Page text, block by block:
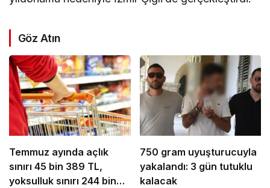
Göz Atın
Temmuz ayında açlık
sınırı 45 bin 389 TL,
yoksulluk sınırı 244 bin
750 gram uyuşturucuyla
yakalandı: 3 gün tutuklu
kalacak